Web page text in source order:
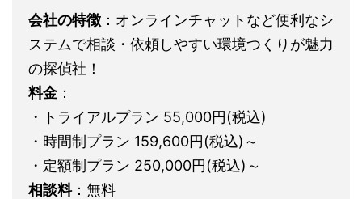
会社の特徴 ：オンラインチャットなど便利なシ
ステムで相談・依頼しやすい環境つくりが魅力
の探偵社！
料金：
・トライアルプラン 55,000円(税込)
・時間制プラン 159,600円(税込)～
・定額制プラン 250,000円(税込)～
相談料：無料